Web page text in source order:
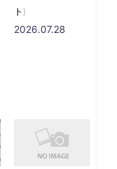
ト)
2026.07.28